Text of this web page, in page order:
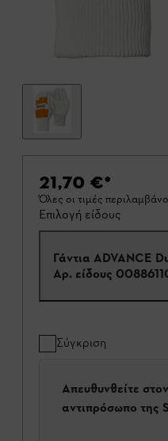
21,70 €*
Όλες οι τιμές
Επιλογή είδους
Γάντια ADVANCE
Αρ. είδους
Σύγκριση
Απευθυνθείτε
αντιπρόσωπο της